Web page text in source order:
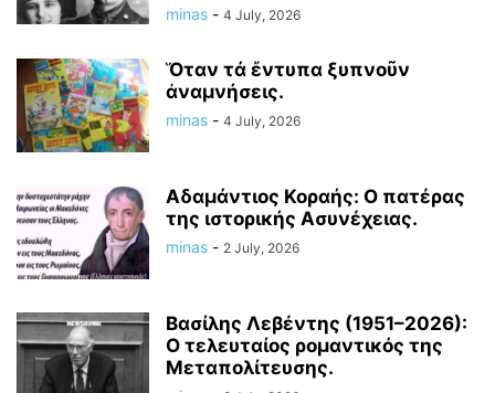
minas - 4 July, 2026
Ὅταν τά ἔντυπα ξυπνοῦν
ἀναμνήσεις.
minas - 4 July, 2026
Αδαμάντιος Κοραής: Ο πατέρας
της ιστορικής Ασυνέχειας.
minas - 2 July, 2026
Βασίλης Λεβέντης (1951–2026):
Ο τελευταίος ρομαντικός της
Μεταπολίτευσης.